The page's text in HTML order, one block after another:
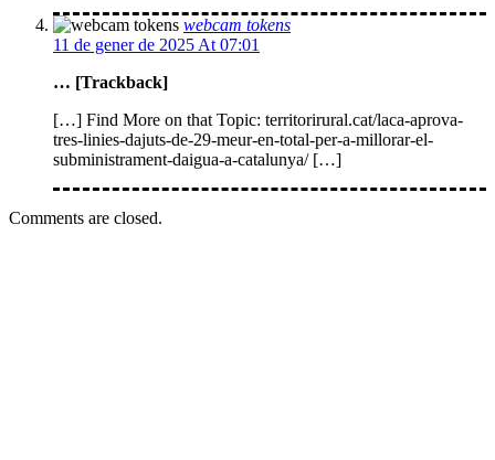
webcam tokens
11 de gener de 2025 At 07:01
… [Trackback]
[…] Find More on that Topic: territorirural.cat/laca-aprova-
tres-linies-dajuts-de-29-meur-en-total-per-a-millorar-el-
subministrament-daigua-a-catalunya/ […]
Comments are closed.